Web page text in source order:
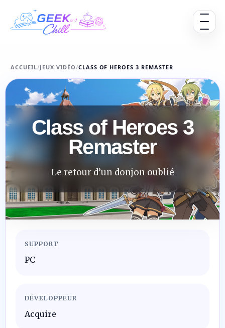
Ouvrir
ACCUEIL/JEUX VIDÉO/CLASS OF HEROES 3 REMASTER
Class of Heroes 3
Remaster
Le retour d’un donjon oublié
SUPPORT
PC
DÉVELOPPEUR
Acquire